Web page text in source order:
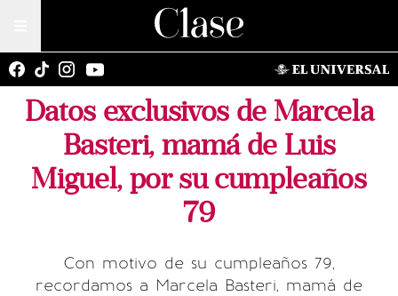
Datos exclusivos de Marcela
Basteri, mamá de Luis
Miguel, por su cumpleaños
79
Con motivo de su cumpleaños 79,
recordamos a Marcela Basteri, mamá de